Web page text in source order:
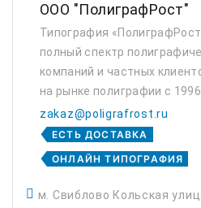
ООО "ПолиграфРост"
Типография
полный спектр
компаний и частных
на рынке полиграфии с
компаниям и частным
реализовывать проекты
Наша типография...
zakaz@poligrafrost.ru
ЕСТЬ ДОСТАВКА
ОНЛАЙН ТИПОГРАФИЯ
м. Свиблово Кольская